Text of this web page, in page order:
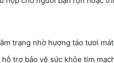
trạng nhờ hương táo tươi
trợ bảo vệ sức khỏe tim